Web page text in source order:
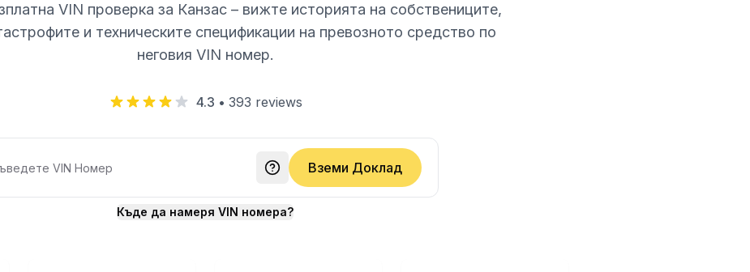
VIN проверка за Канзас – вижте историята на собствениците,
и техническите спецификации на превозното средство по
неговия VIN номер.
4.3 • 393 reviews
Вземи Доклад
Къде да намеря VIN номера?